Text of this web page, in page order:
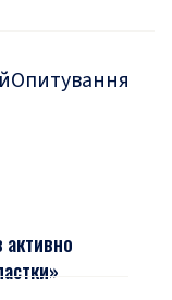
Опитування
активно